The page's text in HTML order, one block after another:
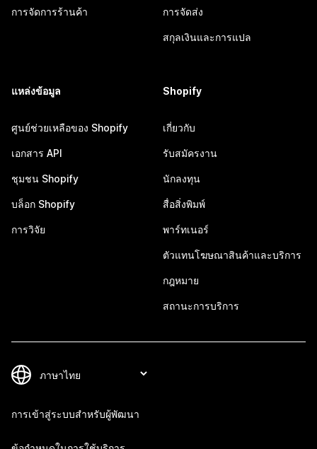
การจัดการร้านค้า การจัดส่ง
สกุลเงินและการแปล
แหล่งข้อมูล
ศูนย์ช่วยเหลือของ Shopify
เอกสาร API
ชุมชน Shopify
บล็อก Shopify
การวิจัย
Shopify
เกี่ยวกับ
รับสมัครงาน
นักลงทุน
สื่อสิ่งพิมพ์
พาร์ทเนอร์
ตัวแทนโฆษณาสินค้าและบริการ
กฎหมาย
สถานะการบริการ
การเข้าสู่ระบบสำหรับผู้พัฒนา